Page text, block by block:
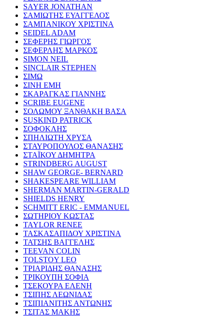
SAYER JONATHAN
ΣΑΜΙΩΤΗΣ ΕΥΑΓΓΕΛΟΣ
ΣΑΜΠΑΝΙΚΟΥ ΧΡΙΣΤΙΝΑ
SEIDEL ADAM
ΣΕΦΕΡΗΣ ΓΙΩΡΓΟΣ
ΣΕΦΕΡΛΗΣ ΜΑΡΚΟΣ
SIMON NEIL
SINCLAIR STEPHEN
ΣΙΜΩ
ΣΙΝΗ ΕΜΗ
ΣΚΑΡΑΓΚΑΣ ΓΙΑΝΝΗΣ
SCRIBE EUGENE
ΣΟΛΩΜΟΥ ΞΑΝΘΑΚΗ ΒΑΣΑ
SUSKIND PATRICK
ΣΟΦΟΚΛΗΣ
ΣΠΗΛΙΩΤΗ ΧΡΥΣΑ
ΣΤΑΥΡΟΠΟΥΛΟΣ ΘΑΝΑΣΗΣ
ΣΤΑΪΚΟΥ ΔΗΜΗΤΡΑ
STRINDBERG AUGUST
SHAW GEORGE- BERNARD
SHAKESPEARE WILLIAM
SHERMAN MARTIN-GERALD
SHIELDS HENRY
SCHMITT ERIC - EMMANUEL
ΣΩΤΗΡΙΟΥ ΚΩΣΤΑΣ
TAYLOR RENEE
ΤΑΣΚΑΣΑΠΙΔΟΥ ΧΡΙΣΤΙΝΑ
ΤΑΤΣΗΣ ΒΑΓΓΕΛΗΣ
TEEVAN COLIN
TOLSTOY LEO
ΤΡΙΑΡΙΔΗΣ ΘΑΝΑΣΗΣ
ΤΡΙΚΟΥΠΗ ΣΟΦΙΑ
ΤΣΕΚΟΥΡΑ ΕΛΕΝΗ
ΤΣΙΠΗΣ ΛΕΩΝΙΔΑΣ
ΤΣΙΠΙΑΝΙΤΗΣ ΑΝΤΩΝΗΣ
ΤΣΙΤΑΣ ΜΑΚΗΣ